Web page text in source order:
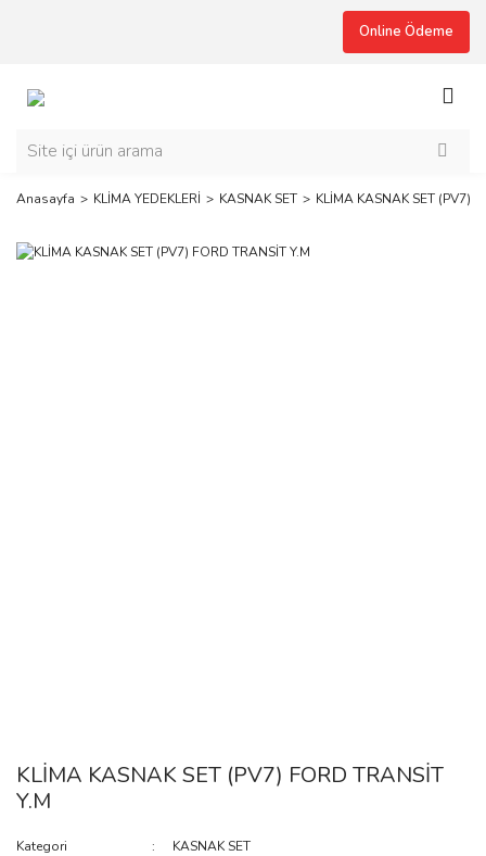
Online Ödeme
Anasayfa KLİMA YEDEKLERİ KASNAK SET KLİMA KASNAK SET (PV7)
KLİMA KASNAK SET (PV7) FORD TRANSİT
Y.M
Kategori
KASNAK SET